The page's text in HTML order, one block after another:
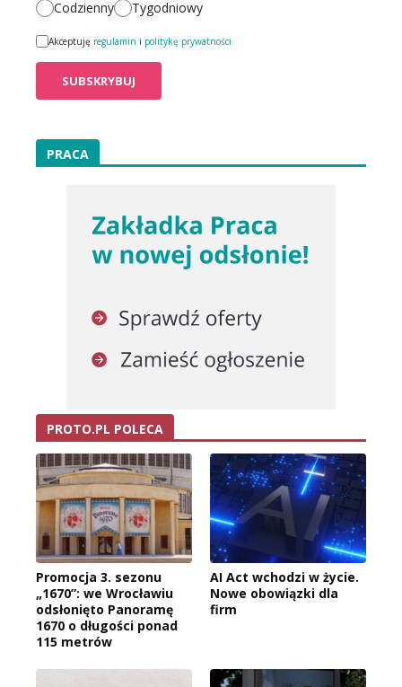
Codzienny Tygodniowy
Akceptuję regulamin i politykę prywatności
PRACA
PROTO.PL POLECA
Promocja 3. sezonu
„1670”: we Wrocławiu
odsłonięto Panoramę
1670 o długości ponad
115 metrów
AI Act wchodzi w życie.
Nowe obowiązki dla
firm